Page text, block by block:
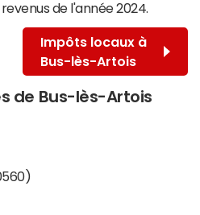
de l'année 2024.
Impôts locaux à
Bus-lès-Artois
de Bus-lès-Artois